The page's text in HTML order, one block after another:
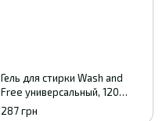
Гель для стирки Wash and
Free универсальный, 120
стирок, 5 кг
287 грн